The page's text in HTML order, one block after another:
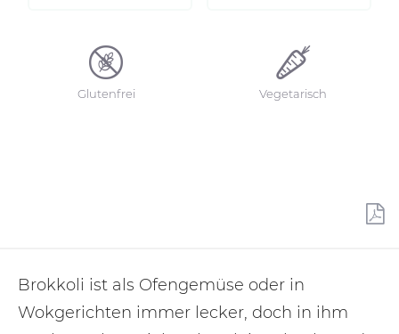
Brokkoli ist als Ofengemüse oder in
Wokgerichten immer lecker, doch in ihm
Glutenfrei Vegetarisch